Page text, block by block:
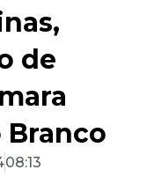
de
Branco
08:13